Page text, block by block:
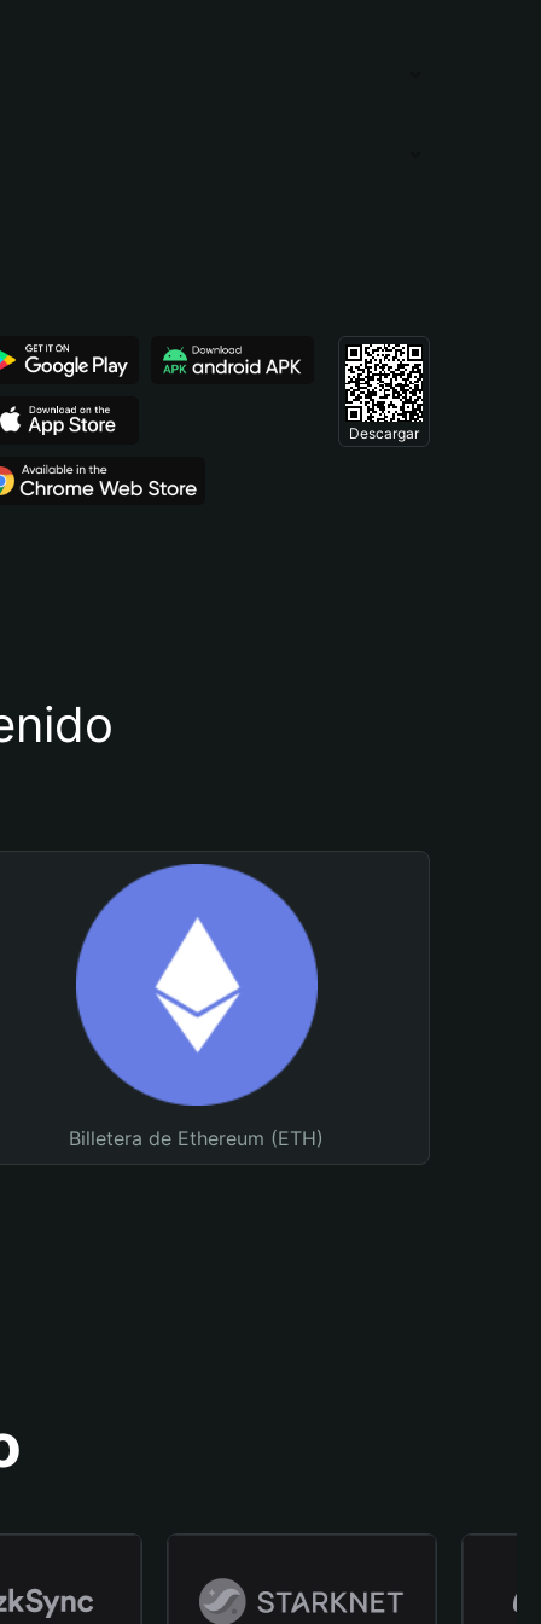
Descargar
Billetera de Ethereum (ETH)